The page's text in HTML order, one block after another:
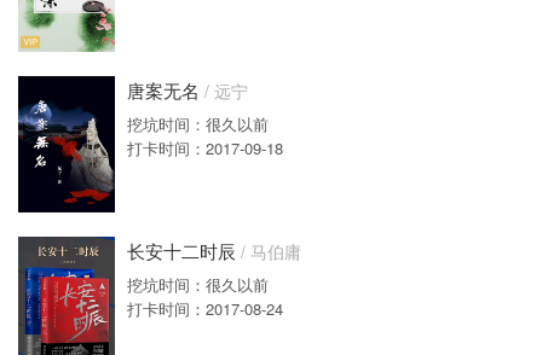
唐案无名 / 远宁
挖坑时间：很久以前
打卡时间：2017-09-18
长安十二时辰 / 马伯庸
挖坑时间：很久以前
打卡时间：2017-08-24